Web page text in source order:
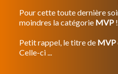
Pour cette toute dernière
moindres la catégorie MVP !
Petit rappel, le titre de MVP
Celle-ci ...